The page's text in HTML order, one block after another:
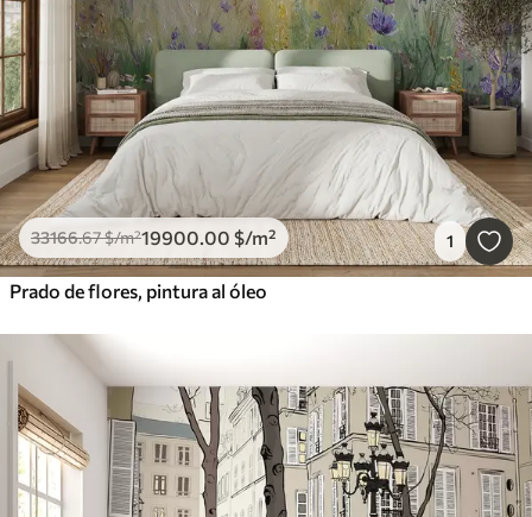
33166.67$/m²19900.00 $/m² 1
Prado de flores, pintura al óleo